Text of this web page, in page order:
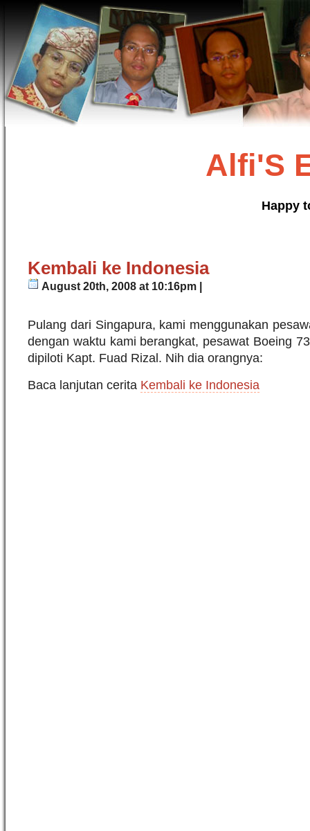
Alfi'S
Happy
Kembali ke Indonesia
August 20th, 2008 at 10:16pm |
Pulang dari Singapura, kami menggunakan
dengan waktu kami berangkat, pesawat Boeing
dipiloti Kapt. Fuad Rizal. Nih dia orangnya:
Baca lanjutan cerita Kembali ke Indonesia